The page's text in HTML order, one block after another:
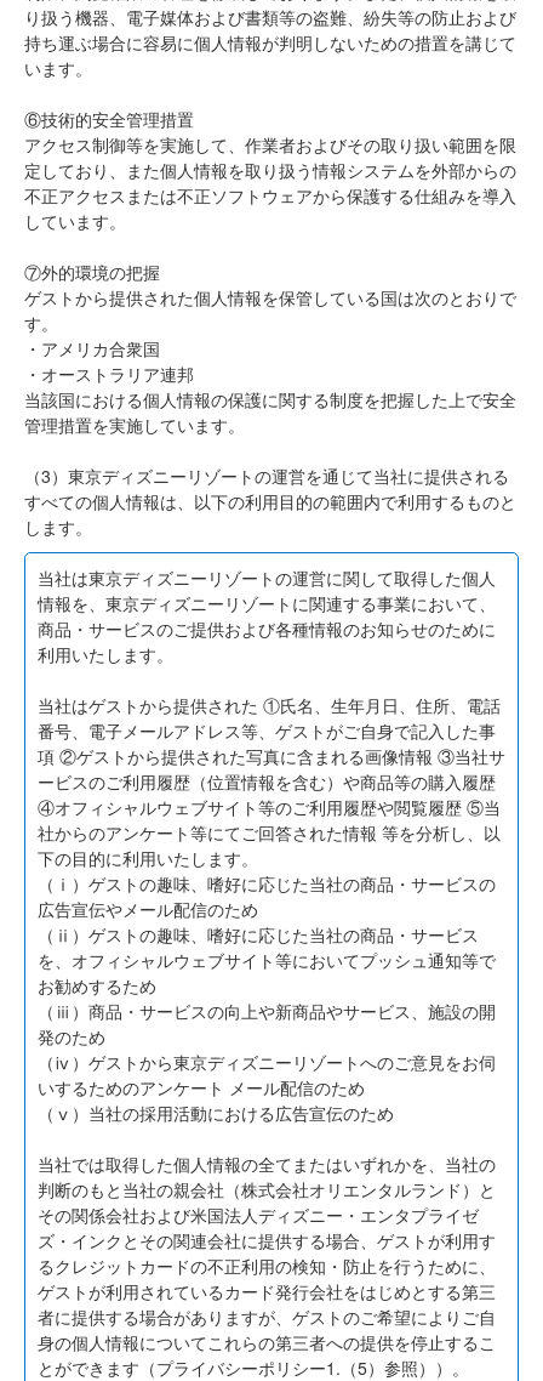
り扱う機器、電子媒体および書類等の盗難、紛失等の防止および
持ち運ぶ場合に容易に個人情報が判明しないための措置を講じて
います。
⑥技術的安全管理措置
アクセス制御等を実施して、作業者およびその取り扱い範囲を限
定しており、また個人情報を取り扱う情報システムを外部からの
不正アクセスまたは不正ソフトウェアから保護する仕組みを導入
しています。
⑦外的環境の把握
ゲストから提供された個人情報を保管している国は次のとおりで
す。
・アメリカ合衆国
・オーストラリア連邦
当該国における個人情報の保護に関する制度を把握した上で安全
管理措置を実施しています。
（3）東京ディズニーリゾートの運営を通じて当社に提供される
すべての個人情報は、以下の利用目的の範囲内で利用するものと
します。
当社は東京ディズニーリゾートの運営に関して取得した個人
情報を、東京ディズニーリゾートに関連する事業において、
商品・サービスのご提供および各種情報のお知らせのために
利用いたします。
当社はゲストから提供された ①氏名、生年月日、住所、電話
番号、電子メールアドレス等、ゲストがご自身で記入した事
項 ②ゲストから提供された写真に含まれる画像情報 ③当社サ
ービスのご利用履歴（位置情報を含む）や商品等の購入履歴
④オフィシャルウェブサイト等のご利用履歴や閲覧履歴 ⑤当
社からのアンケート等にてご回答された情報 等を分析し、以
下の目的に利用いたします。
（ⅰ）ゲストの趣味、嗜好に応じた当社の商品・サービスの
広告宣伝やメール配信のため
（ⅱ）ゲストの趣味、嗜好に応じた当社の商品・サービス
を、オフィシャルウェブサイト等においてプッシュ通知等で
お勧めするため
（ⅲ）商品・サービスの向上や新商品やサービス、施設の開
発のため
（ⅳ）ゲストから東京ディズニーリゾートへのご意見をお伺
いするためのアンケート メール配信のため
（ⅴ）当社の採用活動における広告宣伝のため
当社では取得した個人情報の全てまたはいずれかを、当社の
判断のもと当社の親会社（株式会社オリエンタルランド）と
その関係会社および米国法人ディズニー・エンタプライゼ
ズ・インクとその関連会社に提供する場合、ゲストが利用す
るクレジットカードの不正利用の検知・防止を行うために、
ゲストが利用されているカード発行会社をはじめとする第三
者に提供する場合がありますが、ゲストのご希望によりご自
身の個人情報についてこれらの第三者への提供を停止するこ
とができます（プライバシーポリシー1.（5）参照））。